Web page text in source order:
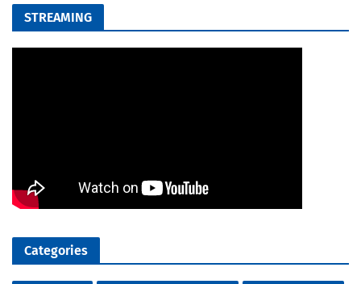
STREAMING
Categories